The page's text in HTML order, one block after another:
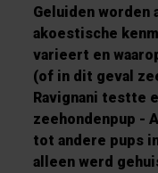
Geluiden
akoestische
varieert en
(of in dit geval
Ravignani testte
zeehondenpup -
tot andere pups
alleen werd